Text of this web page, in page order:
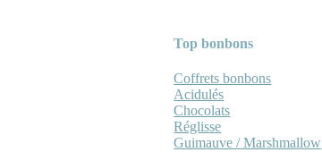
Top bonbons
Coffrets bonbons
Acidulés
Chocolats
Réglisse
Guimauve / Marshmallow